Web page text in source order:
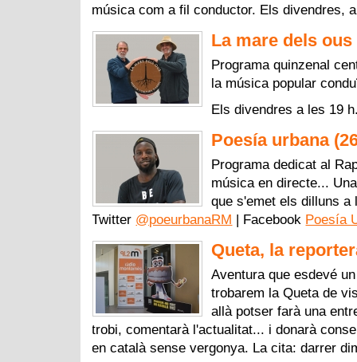
música com a fil conductor. Els divendres,
La mare dels ous
Programa quinzenal
la música popular
Els divendres a les 19
Poesía urbana
Programa dedicat al
música en directe...
que s'emet els dilluns a
Twitter @poeurbanaRM | Facebook Poesía
Queta, la
Aventura que esdevé
trobarem la Queta de
allà potser farà una
trobi, comentarà l'actualitat... i donarà
en català sense vergonya. La cita: darrer